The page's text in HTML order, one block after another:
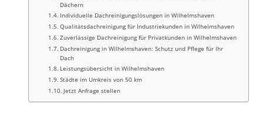
Dächern
Individuelle Dachreinigungslösungen in Wilhelmshaven
Qualitätsdachreinigung für Industriekunden in Wilhelmshaven
Zuverlässige Dachreinigung für Privatkunden in Wilhelmshaven
Dachreinigung in Wilhelmshaven: Schutz und Pflege für Ihr
Dach
Leistungsübersicht in Wilhelmshaven
Städte im Umkreis von 50 km
Jetzt Anfrage stellen